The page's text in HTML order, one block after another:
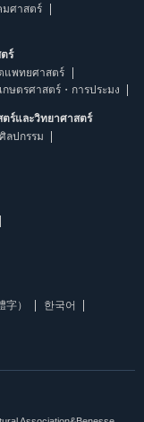
มศาสตร์
ร์
แพทยศาสตร์
เกษตรศาสตร์・การประมง
ร์และวิทยาศาสตร์
ศิลปกรรม
）
한국어